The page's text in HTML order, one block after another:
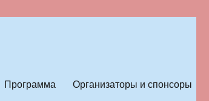
Программа Организаторы и спонсоры